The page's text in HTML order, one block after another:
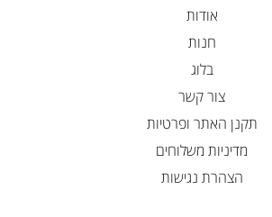
אודות
חנות
בלוג
צור קשר
תקנן האתר ופרטיות
מדיניות משלוחים
הצהרת נגישות